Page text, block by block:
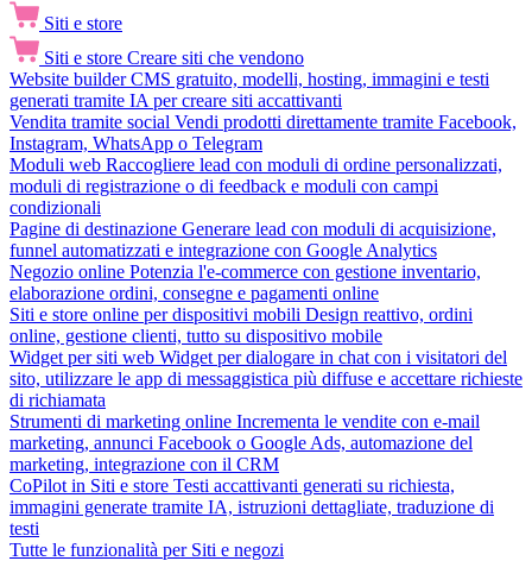
Siti e store
Siti e store Creare siti che vendono
Website builder CMS gratuito, modelli, hosting, immagini e testi
generati tramite IA per creare siti accattivanti
Vendita tramite social Vendi prodotti direttamente tramite Facebook,
Instagram, WhatsApp o Telegram
Moduli web Raccogliere lead con moduli di ordine personalizzati,
moduli di registrazione o di feedback e moduli con campi
condizionali
Pagine di destinazione Generare lead con moduli di acquisizione,
funnel automatizzati e integrazione con Google Analytics
Negozio online Potenzia l'e-commerce con gestione inventario,
elaborazione ordini, consegne e pagamenti online
Siti e store online per dispositivi mobili Design reattivo, ordini
online, gestione clienti, tutto su dispositivo mobile
Widget per siti web Widget per dialogare in chat con i visitatori del
sito, utilizzare le app di messaggistica più diffuse e accettare richieste
di richiamata
Strumenti di marketing online Incrementa le vendite con e-mail
marketing, annunci Facebook o Google Ads, automazione del
marketing, integrazione con il CRM
CoPilot in Siti e store Testi accattivanti generati su richiesta,
immagini generate tramite IA, istruzioni dettagliate, traduzione di
testi
Tutte le funzionalità per Siti e negozi